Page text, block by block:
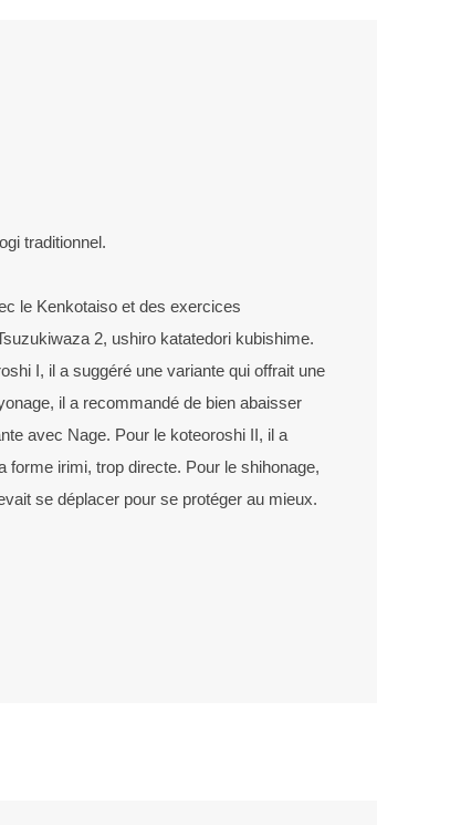
traditionnel.
le Kenkotaiso et des exercices
2, ushiro katatedori kubishime.
I, il a suggéré une variante qui offrait une
il a recommandé de bien abaisser
avec Nage. Pour le koteoroshi II, il a
forme irimi, trop directe. Pour le shihonage,
se déplacer pour se protéger au mieux.